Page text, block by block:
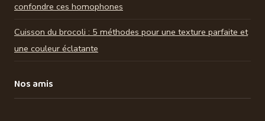
confondre ces homophones
Cuisson du brocoli : 5 méthodes pour une texture parfaite et
une couleur éclatante
Nos amis